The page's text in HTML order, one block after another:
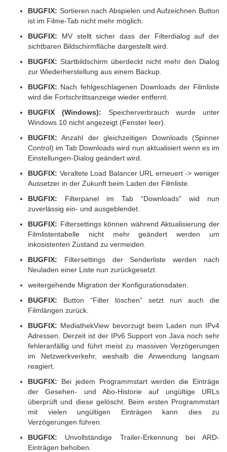
BUGFIX: Sortieren nach Abspielen und Aufzeichnen Button
ist im Filme-Tab nicht mehr möglich.
BUGFIX: MV stellt sicher dass der Filterdialog auf der
sichtbaren Bildschirmfläche dargestellt wird.
BUGFIX: Startbildschirm überdeckt nicht mehr den Dialog
zur Wiederherstellung aus einem Backup.
BUGFIX: Nach fehlgeschlagenen Downloads der Filmliste
wird die Fortschrittsanzeige wieder entfernt.
BUGFIX (Windows): Speicherverbrauch wurde unter
Windows 10 nicht angezeigt (Fenster leer).
BUGFIX: Anzahl der gleichzeitigen Downloads (Spinner
Control) im Tab Downloads wird nun aktualisiert wenn es im
Einstellungen-Dialog geändert wird.
BUGFIX: Veraltete Load Balancer URL erneuert -> weniger
Aussetzer in der Zukunft beim Laden der Filmliste.
BUGFIX: Filterpanel im Tab “Downloads” wid nun
zuverlässig ein- und ausgeblendet.
BUGFIX: Filtersettings können während Aktualisierung der
Filmlistentabelle nicht mehr geändert werden um
inkosistenten Zustand zu vermeiden.
BUGFIX: Filtersettings der Senderliste werden nach
Neuladen einer Liste nun zurückgesetzt.
weitergehende Migration der Konfigurationsdaten.
BUGFIX: Button “Filter löschen” setzt nun auch die
Filmlängen zurück.
BUGFIX: MediathekView bevorzugt beim Laden nun IPv4
Adressen. Derzeit ist der IPv6 Support von Java noch sehr
fehleranfällig und führt meist zu massiven Verzögerungen
im Netzwerkverkehr, weshalb die Anwendung langsam
reagiert.
BUGFIX: Bei jedem Programmstart werden die Einträge
der Gesehen- und Abo-Historie auf ungültige URLs
überprüft und diese gelöscht. Beim ersten Programmstart
mit vielen ungültigen Einträgen kann dies zu
Verzögerungen führen.
BUGFIX: Unvollständige Trailer-Erkennung bei ARD-
Einträgen behoben.